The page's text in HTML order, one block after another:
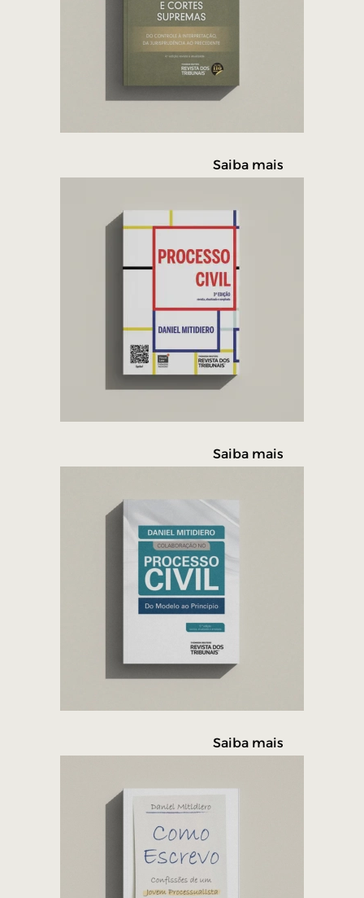
Saiba mais
Saiba mais
Saiba mais